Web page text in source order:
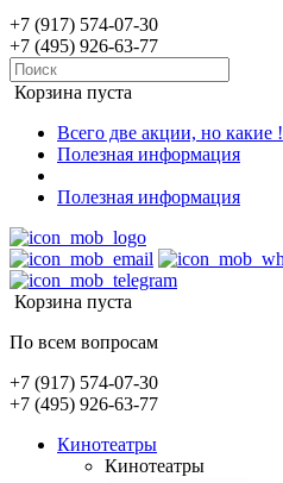
+7 (917) 574-07-30
+7 (495) 926-63-77
Корзина пуста
Всего две акции, но какие !
Полезная информация
Полезная информация
Корзина пуста
По всем вопросам
+7 (917) 574-07-30
+7 (495) 926-63-77
Кинотеатры
Кинотеатры